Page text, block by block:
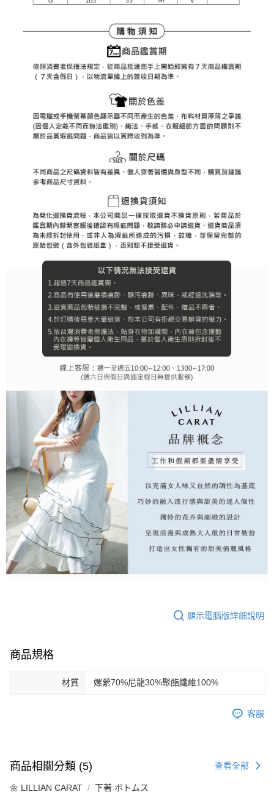
顯示電腦版詳細說明
商品規格
材質 嫘縈70%尼龍30%聚酯纖維100%
客服
商品相關分類 (5) 查看全部
🌼 LILLIAN CARAT 下著 ボトムス